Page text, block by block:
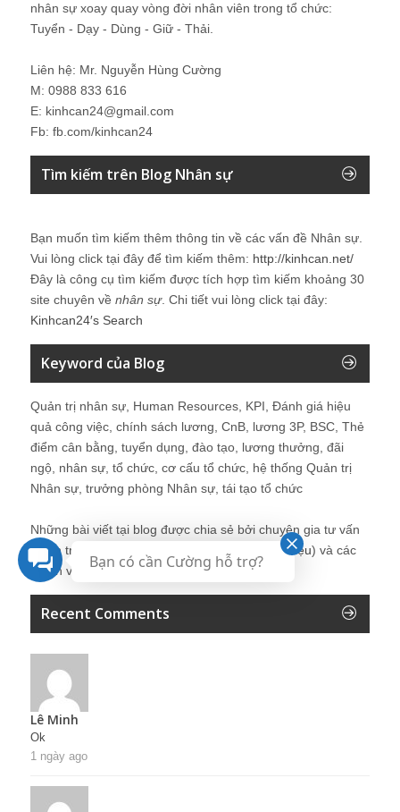
nhân sự xoay quay vòng đời nhân viên trong tổ chức:
Tuyển - Dạy - Dùng - Giữ - Thải.
Liên hệ: Mr. Nguyễn Hùng Cường
M: 0988 833 616
E: kinhcan24@gmail.com
Fb: fb.com/kinhcan24
Tìm kiếm trên Blog Nhân sự
Bạn muốn tìm kiếm thêm thông tin về các vấn đề Nhân sự.
Vui lòng click tại đây để tìm kiếm thêm: http://kinhcan.net/
Đây là công cụ tìm kiếm được tích hợp tìm kiếm khoảng 30
site chuyên về nhân sự. Chi tiết vui lòng click tại đây:
Kinhcan24′s Search
Keyword của Blog
Quản trị nhân sự, Human Resources, KPI, Đánh giá hiệu
quả công việc, chính sách lương, CnB, lương 3P, BSC, Thẻ
điểm cân bằng, tuyển dụng, đào tạo, lương thưởng, đãi
ngộ, nhân sự, tổ chức, cơ cấu tổ chức, hệ thống Quản trị
Nhân sự, trưởng phòng Nhân sự, tái tạo tổ chức
Những bài viết tại blog được chia sẻ bởi chuyên gia tư vấn
Quản trị Nhân sự Nguyễn Hùng Cường (
giới thiệu) và các
thành viên khác trong cộng đồng Nhân sự.
Recent Comments
Lê Minh
Ok
1 ngày ago
Bạn có cần Cường hỗ trợ?